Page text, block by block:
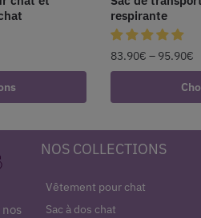
respirante
83.90€ – 95.90€
NOS COLLECTIONS
Vêtement pour chat
Sac à dos chat